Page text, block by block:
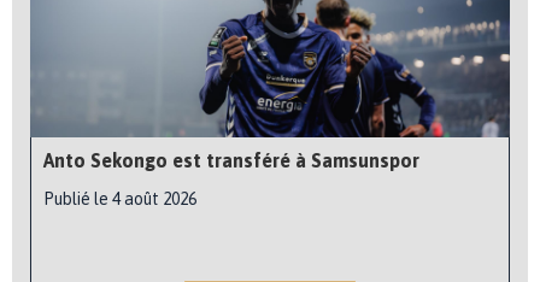
Anto Sekongo est transféré à Samsunspor
Publié le 4 août 2026